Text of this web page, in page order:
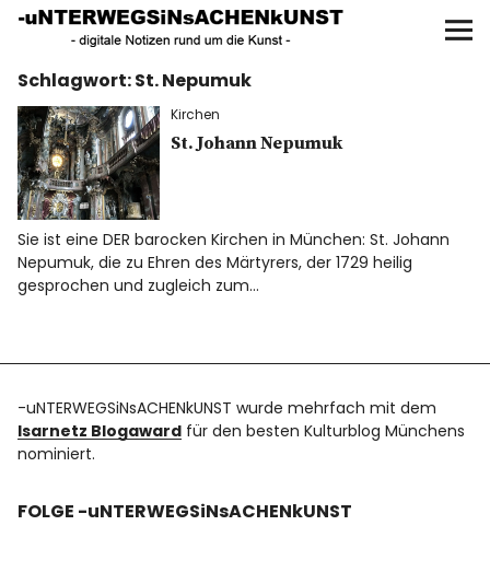
UNTERWEGS IN SACHEN
KUNST
Start
AKTUELLE AUSSTELLUNGEN
KUNSTSPAZIERGÄNGE
ÜBER
f I P
Schlagwort:St. Nepumuk
Kirchen
St. Johann Nepumuk
Sie ist eine DER barocken Kirchen in München: St. Johann
Nepumuk, die zu Ehren des Märtyrers, der 1729 heilig
gesprochen und zugleich zum…
-uNTERWEGSiNsACHENkUNST wurde mehrfach mit dem
Isarnetz Blogaward für den besten Kulturblog Münchens
nominiert.
FOLGE -uNTERWEGSiNsACHENkUNST